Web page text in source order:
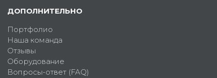
ДОПОЛНИТЕЛЬНО
Портфолио
Наша команда
Отзывы
Оборудование
Вопросы-ответ (FAQ)